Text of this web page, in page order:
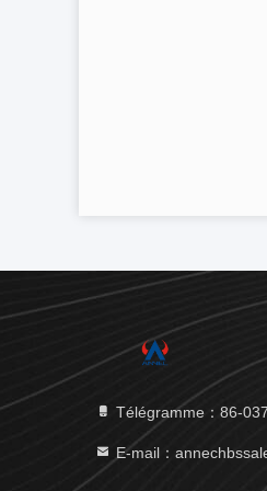
Télégramme：86-
E-mail：